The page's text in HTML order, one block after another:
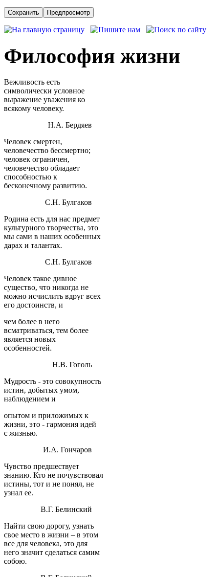
Философия жизни
Вежливость есть
символически условное
выражение уважения ко
всякому человеку.
Н.А. Бердяев
Человек смертен,
человечество бессмертно;
человек ограничен,
человечество обладает
способностью к
бесконечному развитию.
С.Н. Булгаков
Родина есть для нас предмет
культурного творчества, это
мы сами в наших особенных
дарах и талантах.
С.Н. Булгаков
Человек такое дивное
существо, что никогда не
можно исчислить вдруг всех
его достоинств, и
чем более в него
всматриваться, тем более
является новых
особенностей.
Н.В. Гоголь
Мудрость - это совокупность
истин, добытых умом,
наблюдением и
опытом и приложимых к
жизни, это - гармония идей
с жизнью.
И.А. Гончаров
Чувство предшествует
знанию. Кто не почувствовал
истины, тот и не понял, не
узнал ее.
В.Г. Белинский
Найти свою дорогу, узнать
свое место в жизни – в этом
все для человека, это для
него значит сделаться самим
собою.